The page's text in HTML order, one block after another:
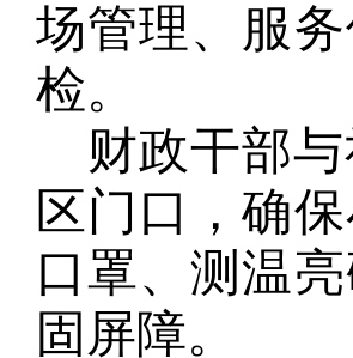
场管理、服
检。
财政干部
区门口，确
口罩、测温
固屏障。